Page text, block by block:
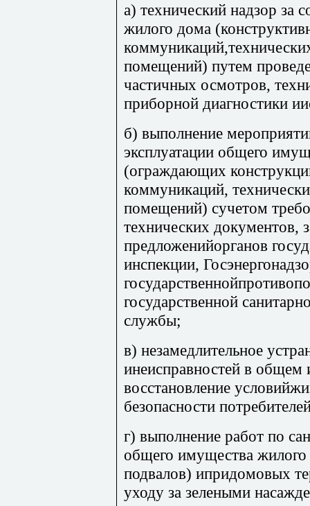
а) технический надзор за
жилого дома
помещений) путем
частичных осмотров,
приборной диагностики
б) выполнение
эксплуатации общего
(ограждающих
коммуникаций,
помещений) сучетом
технических документов,
предложенийорганов
инспекции,
государственной
службы;
в) незамедлительное
инеисправностей в
восстановление
безопасности
г) выполнение работ по
общего имущества жилого
подвалов) ипридомовых
уходу за зелеными